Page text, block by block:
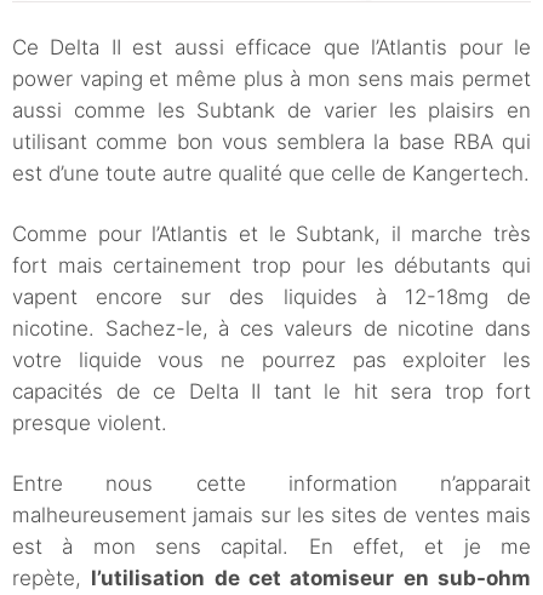
Ce Delta II est aussi efficace que l’Atlantis pour le
power vaping et même plus à mon sens mais permet
aussi comme les Subtank de varier les plaisirs en
utilisant comme bon vous semblera la base RBA qui
est d’une toute autre qualité que celle de Kangertech.
Comme pour l’Atlantis et le Subtank, il marche très
fort mais certainement trop pour les débutants qui
vapent encore sur des liquides à 12-18mg de
nicotine. Sachez-le, à ces valeurs de nicotine dans
votre liquide vous ne pourrez pas exploiter les
capacités de ce Delta II tant le hit sera trop fort
presque violent.
Entre nous cette information n’apparait
malheureusement jamais sur les sites de ventes mais
est à mon sens capital. En effet, et je me
repète, l’utilisation de cet atomiseur en sub-ohm